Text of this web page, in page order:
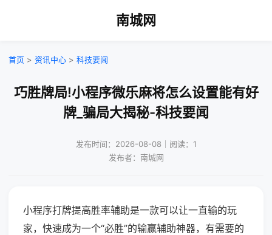
南城网
首页 > 资讯中心 > 科技要闻
巧胜牌局!小程序微乐麻将怎么设置能有好
牌_骗局大揭秘-科技要闻
发布时间：2026-08-08｜阅读：1
发布者：南城网
小程序打牌提高胜率辅助是一款可以让一直输的玩
家，快速成为一个“必胜”的输赢辅助神器，有需要的